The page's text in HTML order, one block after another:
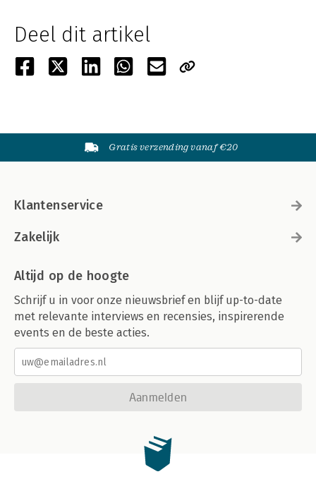
Deel dit artikel
Gratis verzending vanaf €20
Klantenservice
Zakelijk
Altijd op de hoogte
Schrijf u in voor onze nieuwsbrief en blijf up-to-date
met relevante interviews en recensies, inspirerende
events en de beste acties.
Aanmelden